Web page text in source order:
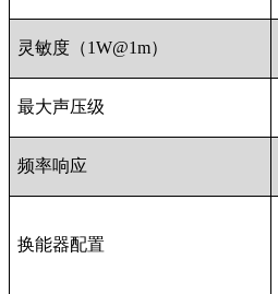
灵敏度（1W@1m）
最大声压级
频率响应
换能器配置